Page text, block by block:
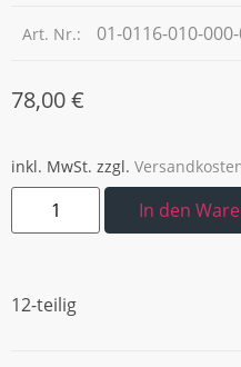
Art. Nr.: 01-0116-010-
78,00€
inkl. MwSt. zzgl.
In den
12-teilig